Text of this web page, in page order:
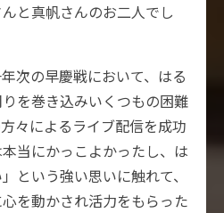
と真帆さんのお二人でし
次の早慶戦において、はる
を巻き込みいくつもの困難
々によるライブ配信を成功
当にかっこよかったし、は
という強い思いに触れて、
を動かされ活力をもらった